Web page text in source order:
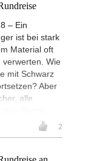
– Ein
ist bei stark
Material oft
verwerten. Wie
mit Schwarz
Aber
alle
2